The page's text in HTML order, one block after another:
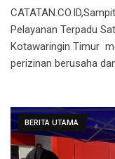
Pelayanan Terpadu
Kotawaringin Timur
perizinan berusaha
BERITA UTAMA